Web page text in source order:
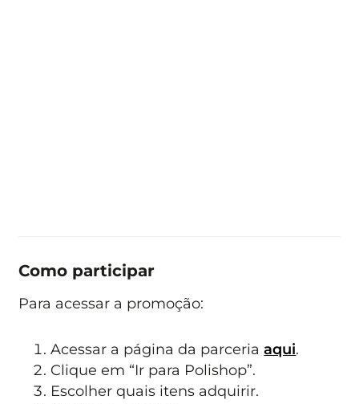
Como participar
Para acessar a promoção:
Acessar a página da parceriaaqui.
Clique em “Ir para Polishop”.
Escolher quais itens adquirir.